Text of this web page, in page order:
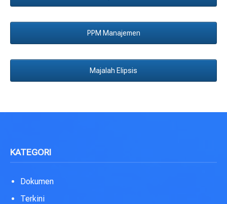
PPM Manajemen
Majalah Elipsis
KATEGORI
Dokumen
Terkini